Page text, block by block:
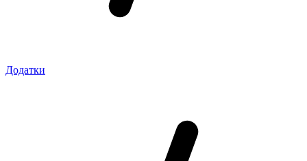
Додатки